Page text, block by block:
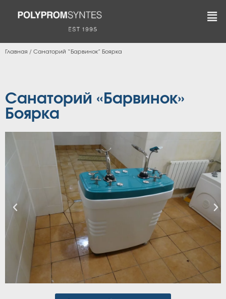
Главная / Санаторий “Барвинок” Боярка
Санаторий «Барвинок»
Боярка